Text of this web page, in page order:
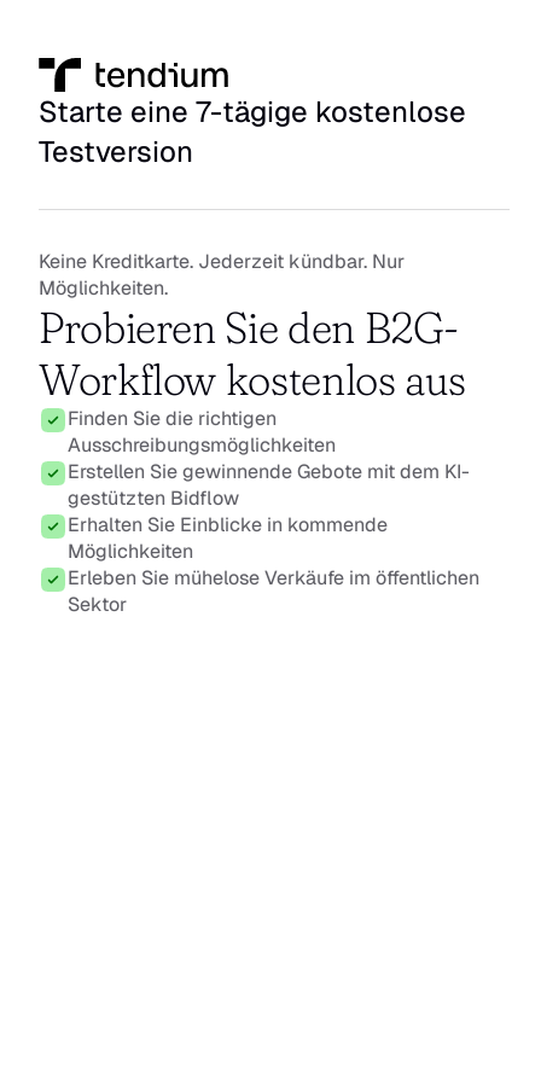
Starte eine 7-tägige kostenlose
Testversion
Keine Kreditkarte. Jederzeit kündbar. Nur
Möglichkeiten.
Probieren Sie den B2G-
Workflow kostenlos aus
Finden Sie die richtigen
Ausschreibungsmöglichkeiten
Erstellen Sie gewinnende Gebote mit dem KI-
gestützten Bidflow
Erhalten Sie Einblicke in kommende
Möglichkeiten
Erleben Sie mühelose Verkäufe im öffentlichen
Sektor